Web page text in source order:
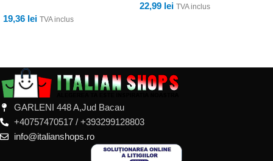
19,36 lei TVA inclus
22,99 lei TVA inclus
GARLENI 448 A,Jud Bacau
+40757470517 / +393299128803
info@italianshops.ro